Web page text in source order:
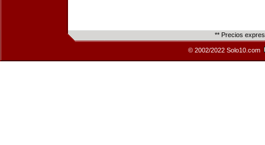
** Precios
© 2002/2022 Solo10.com